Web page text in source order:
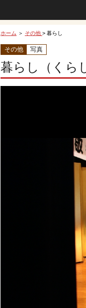
ホーム ＞ その他 > 暮らし
その他 写真
暮らし（くら